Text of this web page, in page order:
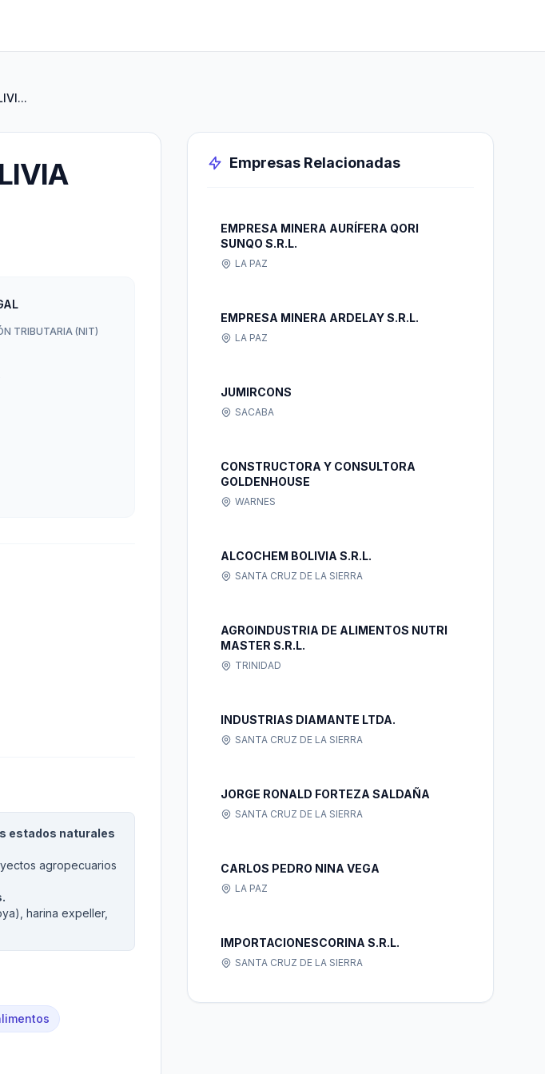
TRIBUTARIA (NIT)
estados naturales
agropecuarios
harina expeller,
Empresas Relacionadas
EMPRESA MINERA AURÍFERA QORI
SUNQO S.R.L.
LA PAZ
EMPRESA MINERA ARDELAY S.R.L.
LA PAZ
JUMIRCONS
SACABA
CONSTRUCTORA Y CONSULTORA
GOLDENHOUSE
WARNES
ALCOCHEM BOLIVIA S.R.L.
SANTA CRUZ DE LA SIERRA
AGROINDUSTRIA DE ALIMENTOS NUTRI
MASTER S.R.L.
TRINIDAD
INDUSTRIAS DIAMANTE LTDA.
SANTA CRUZ DE LA SIERRA
JORGE RONALD FORTEZA SALDAÑA
SANTA CRUZ DE LA SIERRA
CARLOS PEDRO NINA VEGA
LA PAZ
IMPORTACIONESCORINA S.R.L.
SANTA CRUZ DE LA SIERRA